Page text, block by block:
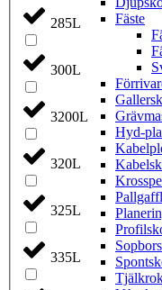
285L
300L
3200L
320L
325L
335L
Fäste
Hyd­-